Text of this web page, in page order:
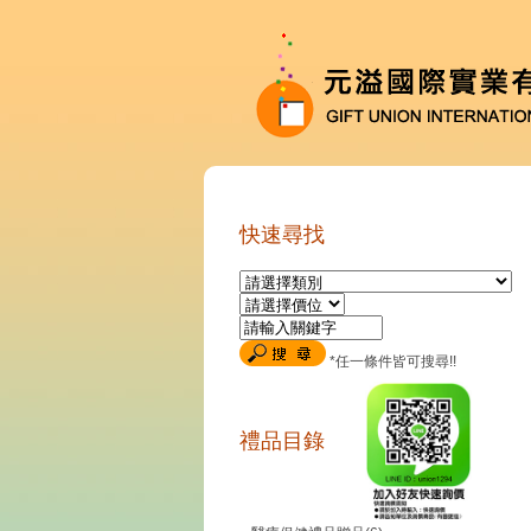
快速尋找
*任一條件皆可搜尋!!
禮品目錄